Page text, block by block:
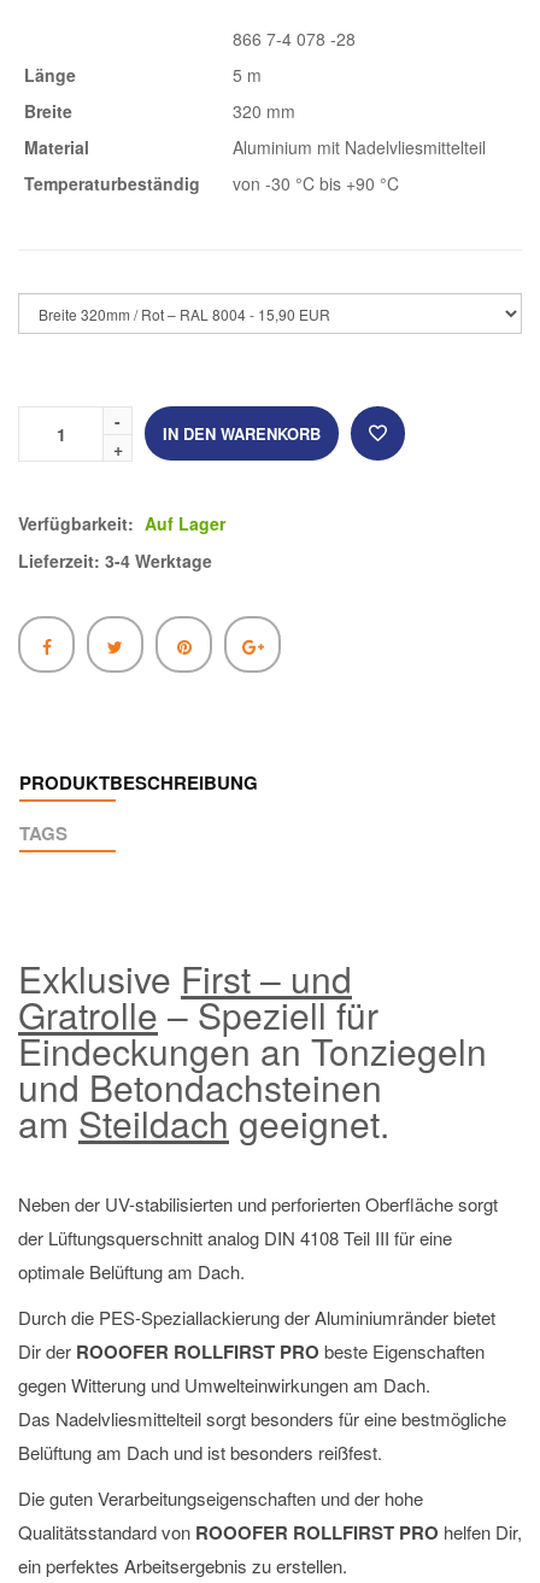
866 7-4 078 -28
Länge
5 m
Breite
320 mm
Material
Aluminium mit Nadelvliesmittelteil
Temperaturbeständig
von -30 °C bis +90 °C
IN DEN WARENKORB
Verfügbarkeit: Auf Lager
Lieferzeit: 3-4 Werktage
PRODUKTBESCHREIBUNG
TAGS
Exklusive First – und
Gratrolle – Speziell für
Eindeckungen an Tonziegeln
und Betondachsteinen
am Steildach geeignet.
Neben der UV-stabilisierten und perforierten Oberfläche sorgt
der Lüftungsquerschnitt analog DIN 4108 Teil III für eine
optimale Belüftung am Dach.
Durch die PES-Speziallackierung der Aluminiumränder bietet
Dir der ROOOFER ROLLFIRST PRO beste Eigenschaften
gegen Witterung und Umwelteinwirkungen am Dach.
Das Nadelvliesmittelteil sorgt besonders für eine bestmögliche
Belüftung am Dach und ist besonders reißfest.
Die guten Verarbeitungseigenschaften und der hohe
Qualitätsstandard von ROOOFER ROLLFIRST PRO helfen Dir,
ein perfektes Arbeitsergebnis zu erstellen.